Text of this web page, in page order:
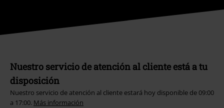
Nuestro servicio de atención al cliente está a tu
disposición
Nuestro servicio de atención al cliente estará hoy disponible de 09:00
a 17:00. Más información